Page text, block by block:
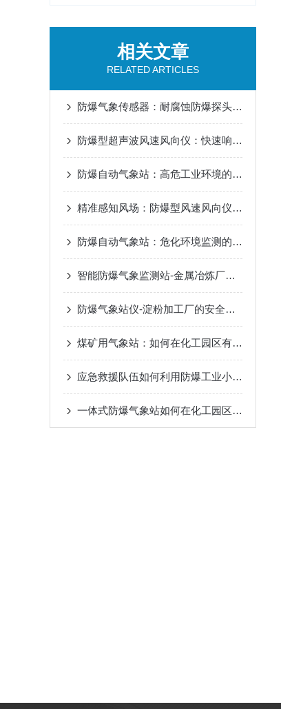
相关文章
RELATED ARTICLES
防爆气象传感器：耐腐蚀防爆探头，高灵敏传感元件
防爆型超声波风速风向仪：快速响应测量，一体化探头
防爆自动气象站：高危工业环境的“安全气象眼”
精准感知风场：防爆型风速风向仪测量原理差异解析
防爆自动气象站：危化环境监测的“安全卫士”
智能防爆气象监测站-金属冶炼厂的关键气象站
防爆气象站仪-淀粉加工厂的安全气象站
煤矿用气象站：如何在化工园区有毒气体泄漏时提供气象支持
应急救援队伍如何利用防爆工业小型气象站数据?
一体式防爆气象站如何在化工园区的物料存储管理中发挥作用?